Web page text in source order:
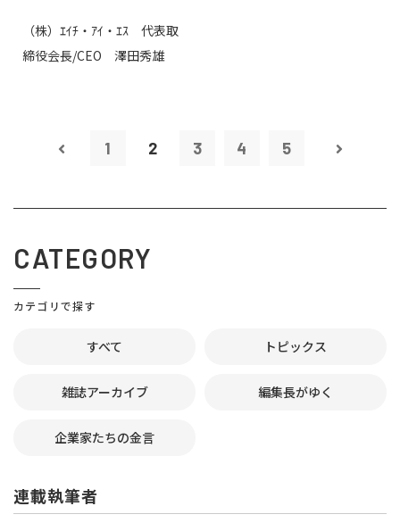
（株）ｴｲﾁ・ｱｲ・ｴｽ 代表取
締役会長/CEO 澤田秀雄
1 2 3 4 5
CATEGORY
カテゴリで探す
すべて トピックス
雑誌アーカイブ 編集長がゆく
企業家たちの金言
連載執筆者